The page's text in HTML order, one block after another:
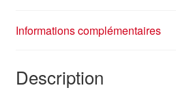
Informations complémentaires
Description